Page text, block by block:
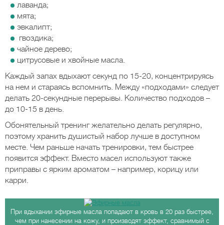
лаванда;
мята;
эвкалипт;
гвоздика;
чайное дерево;
цитрусовые и хвойные масла.
Каждый запах вдыхают секунд по 15-20, концентрируясь
на нем и стараясь вспомнить. Между «подходами» следует
делать 20-секундные перерывы. Количество подходов –
до 10-15 в день.
Обонятельный тренинг желательно делать регулярно,
поэтому хранить душистый набор лучше в доступном
месте. Чем раньше начать тренировки, тем быстрее
появится эффект. Вместо масел используют также
приправы с ярким ароматом – например, корицу или
карри.
При вдыхании эфирные масла попадают в кровь в 20 раз быстрее,
чем при нанесении на кожу, и производят эффект, сравнимый с